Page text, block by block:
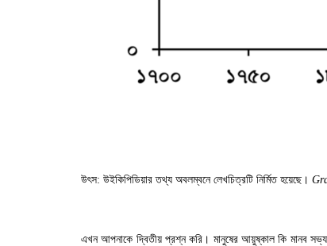
উৎস: উইকিপিডিয়ার তথ্য অবলম্বনে লেখচিত্রটি নির্মিত হয়েছে।
এখন আপনাকে দ্বিতীয় প্রশ্ন করি। মানুষের আয়ুষ্কাল কি মানব